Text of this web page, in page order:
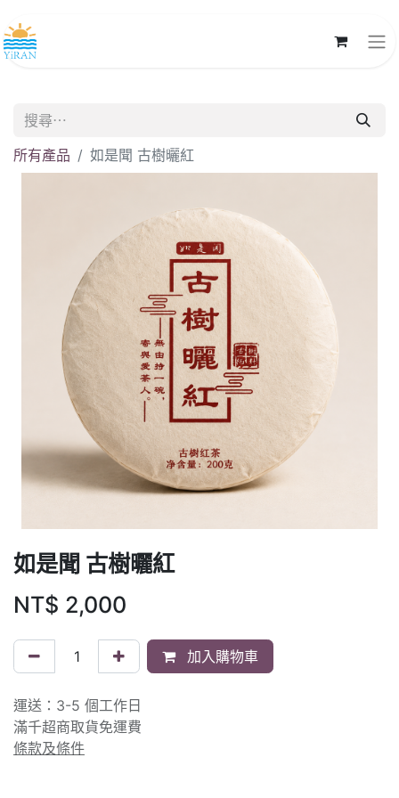
所有產品 如是聞 古樹曬紅
如是聞 古樹曬紅
NT$ 2,000
加入購物車
運送：3-5 個工作日
滿千超商取貨免運費
條款及條件